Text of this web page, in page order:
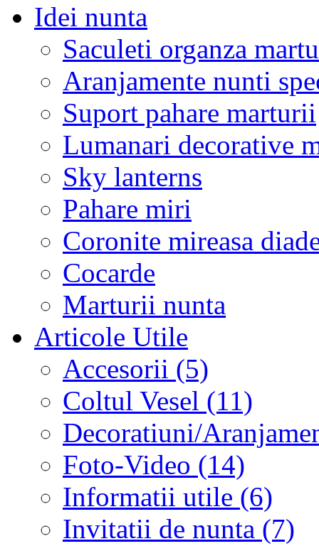
Idei nunta
Saculeti organza
Aranjamente nunti
Suport pahare marturii
Lumanari decorative
Sky lanterns
Pahare miri
Coronite mireasa
Cocarde
Marturii nunta
Articole Utile
Accesorii (5)
Coltul Vesel (11)
Decoratiuni/
Foto-Video (14)
Informatii utile (6)
Invitatii de nunta (7)